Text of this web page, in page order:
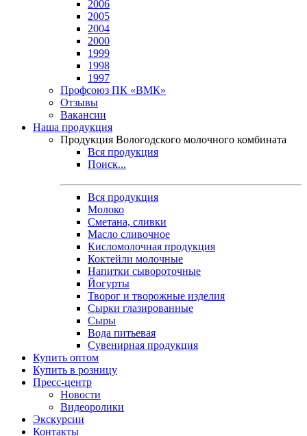
2006
2005
2004
2000
1999
1998
1997
Профсоюз ПК «ВМК»
Отзывы
Вакансии
Наша продукция
Продукция Вологодского молочного комбината
Вся продукция
Поиск...
Вся продукция
Молоко
Сметана, сливки
Масло сливочное
Кисломолочная продукция
Коктейли молочные
Напитки сывороточные
Йогурты
Творог и творожные изделия
Сырки глазированные
Сыры
Вода питьевая
Сувенирная продукция
Купить оптом
Купить в розницу
Пресс-центр
Новости
Видеоролики
Экскурсии
Контакты